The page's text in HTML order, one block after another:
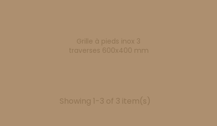
Grille à pieds inox 3
traverses 600x400 mm
Showing 1-3 of 3 item(s)